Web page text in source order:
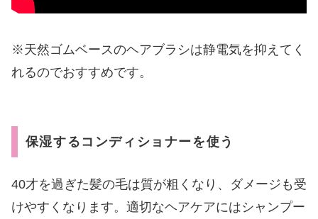
※天然ゴムベースのヘアブラシは静電気を抑えてく
れるのでおすすめです。
保湿するコンディショナーを使う
40才を過ぎた髪の毛は質が粗くなり、ダメージも受
けやすくなります。適切なヘアケアにはシャンプー